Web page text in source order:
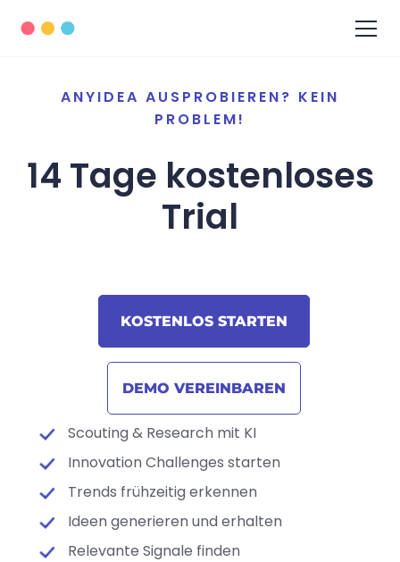
ANYIDEA AUSPROBIEREN? KEIN
PROBLEM!
14 Tage kostenloses
Trial
KOSTENLOS STARTEN
DEMO VEREINBAREN
Scouting & Research mit KI
Innovation Challenges starten
Trends frühzeitig erkennen
Ideen generieren und erhalten
Relevante Signale finden